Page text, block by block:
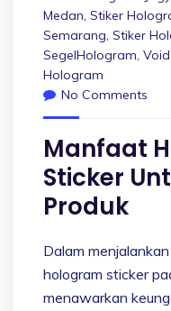
Medan, Stiker
Semarang, Stiker
SegelHologram,
Hologram
No Comments
Manfaat
Sticker
Produk
Dalam
hologram sticker
menawarkan